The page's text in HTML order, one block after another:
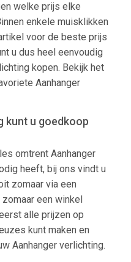
welke prijs elke
enkele muisklikken
voor de beste prijs
u dus heel eenvoudig
kopen. Bekijk het
Aanhanger
kunt u goedkoop
omtrent Aanhanger
heeft, bij ons vindt u
zomaar via een
een winkel
alle prijzen op
kunt maken en
Aanhanger verlichting.